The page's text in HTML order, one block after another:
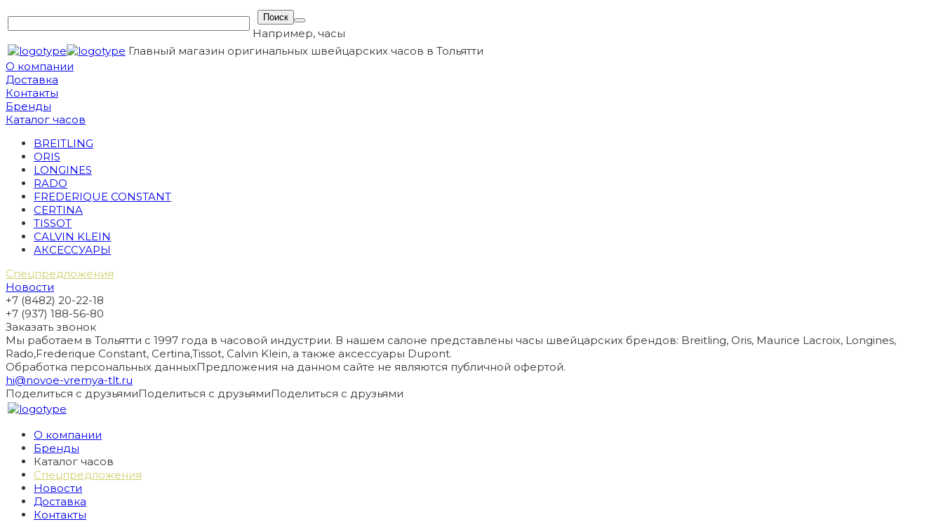
Например, часы
Главный магазин оригинальных швейцарских часов в Тольятти
О компании
Доставка
Контакты
Бренды
Каталог часов
BREITLING
ORIS
LONGINES
RADO
FREDERIQUE CONSTANT
CERTINA
TISSOT
CALVIN KLEIN
АКСЕССУАРЫ
Спецпредложения
Новости
+7 (8482) 20-22-18
+7 (937) 188-56-80
Заказать звонок
Мы работаем в Тольятти с 1997 года в часовой индустрии. В нашем салоне представлены часы швейцарских брендов: Breitling, Oris, Maurice Lacroix, Longines,
Rado,Frederique Constant, Certina,Tissot, Calvin Klein, а также аксессуары Dupont.
Обработка персональных данныхПредложения на данном сайте не являются публичной офертой.
hi@novoe-vremya-tlt.ru
Поделиться с друзьямиПоделиться с друзьямиПоделиться с друзьями
О компании
Бренды
Каталог часов
Спецпредложения
Новости
Доставка
Контакты